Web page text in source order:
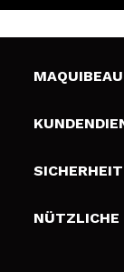
Über uns
Liefer-
Zahlung
NÜTZLICHE